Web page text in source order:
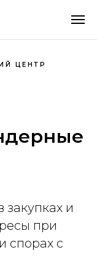
ЦЕНТР
и
при
спорах с